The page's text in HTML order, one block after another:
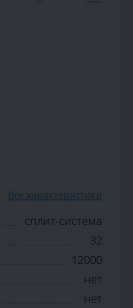
Все характеристики
сплит-система
32
12000
нет
нет